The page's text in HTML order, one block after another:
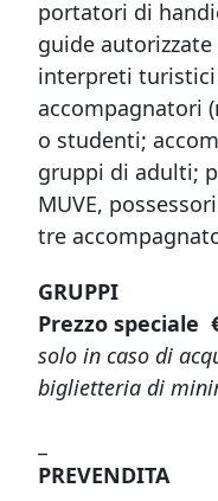
portatori di
guide autorizzate
interpreti turistici
accompagnatori
o studenti;
gruppi di adulti;
MUVE,
tre
GRUPPI
Prezzo speciale
solo in caso di
biglietteria di
PREVENDITA